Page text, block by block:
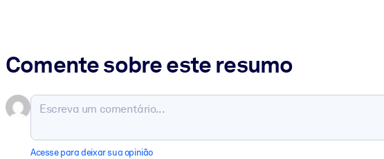
Comente sobre este resumo
Acesse para deixar sua opinião